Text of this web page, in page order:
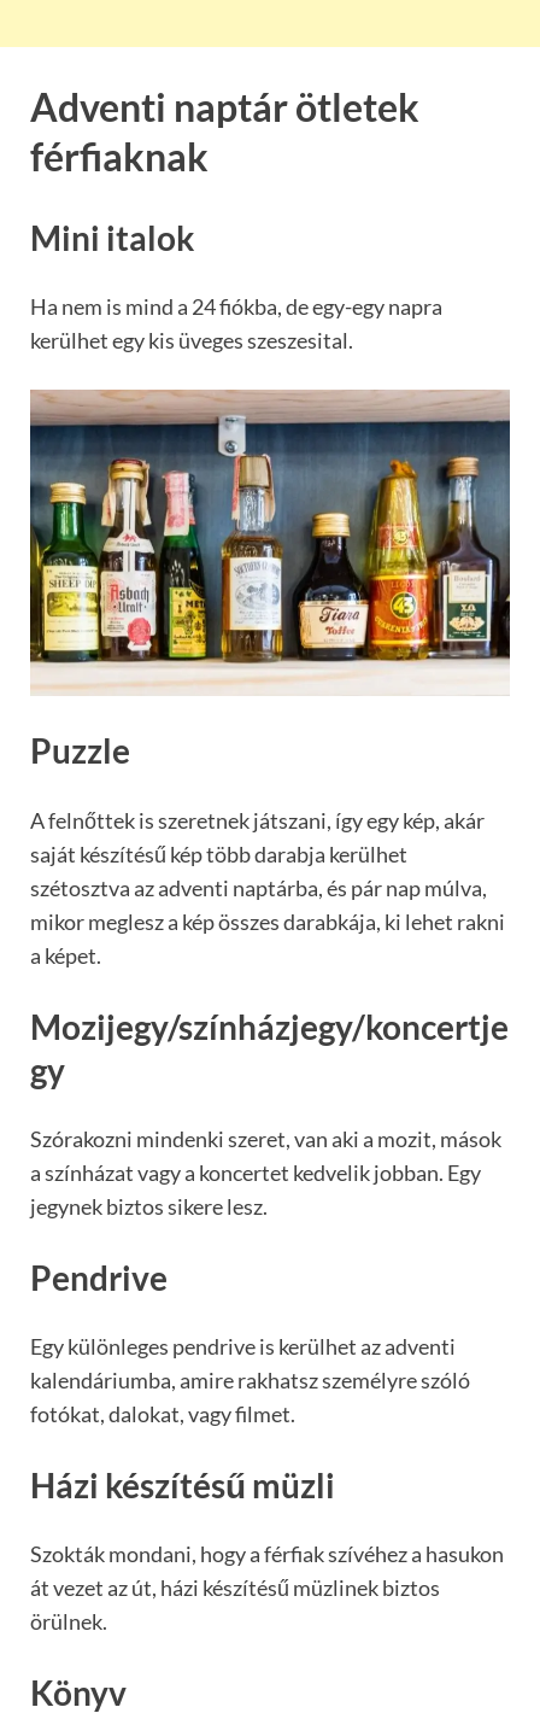
Adventi naptár ötletek
férfiaknak
Mini italok
Ha nem is mind a 24 fiókba, de egy-egy napra
kerülhet egy kis üveges szeszesital.
Puzzle
A felnőttek is szeretnek játszani, így egy kép, akár
saját készítésű kép több darabja kerülhet
szétosztva az adventi naptárba, és pár nap múlva,
mikor meglesz a kép összes darabkája, ki lehet rakni
a képet.
Mozijegy/színházjegy/koncertje
gy
Szórakozni mindenki szeret, van aki a mozit, mások
a színházat vagy a koncertet kedvelik jobban. Egy
jegynek biztos sikere lesz.
Pendrive
Egy különleges pendrive is kerülhet az adventi
kalendáriumba, amire rakhatsz személyre szóló
fotókat, dalokat, vagy filmet.
Házi készítésű müzli
Szokták mondani, hogy a férfiak szívéhez a hasukon
át vezet az út, házi készítésű müzlinek biztos
örülnek.
Könyv